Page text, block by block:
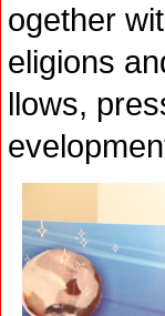
ogether
eligions
llows,